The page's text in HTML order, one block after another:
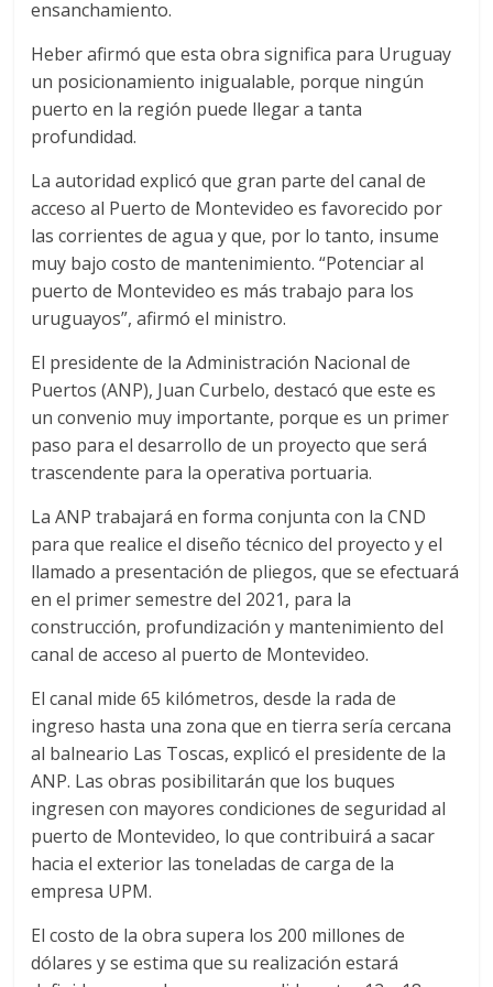
a
n
s
p
o
r
t
e
d
e
E
q
u
p
ensanchamiento.
Heber afirmó que esta obra significa para Uruguay
un posicionamiento inigualable, porque ningún
puerto en la región puede llegar a tanta
profundidad.
La autoridad explicó que gran parte del canal de
acceso al Puerto de Montevideo es favorecido por
las corrientes de agua y que, por lo tanto, insume
muy bajo costo de mantenimiento. “Potenciar al
puerto de Montevideo es más trabajo para los
uruguayos”, afirmó el ministro.
El presidente de la Administración Nacional de
Puertos (ANP), Juan Curbelo, destacó que este es
un convenio muy importante, porque es un primer
paso para el desarrollo de un proyecto que será
trascendente para la operativa portuaria.
La ANP trabajará en forma conjunta con la CND
para que realice el diseño técnico del proyecto y el
llamado a presentación de pliegos, que se efectuará
en el primer semestre del 2021, para la
construcción, profundización y mantenimiento del
canal de acceso al puerto de Montevideo.
El canal mide 65 kilómetros, desde la rada de
ingreso hasta una zona que en tierra sería cercana
al balneario Las Toscas, explicó el presidente de la
ANP. Las obras posibilitarán que los buques
ingresen con mayores condiciones de seguridad al
puerto de Montevideo, lo que contribuirá a sacar
hacia el exterior las toneladas de carga de la
empresa UPM.
El costo de la obra supera los 200 millones de
dólares y se estima que su realización estará